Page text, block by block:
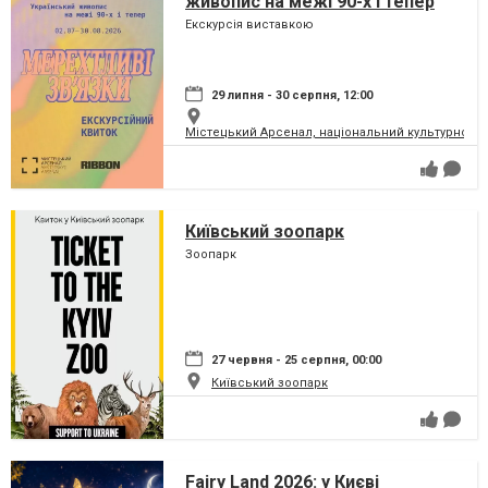
Екскурсія виставкою
29 липня - 30 серпня, 12:00
Містецький Арсенал, національний культурно-
Київський зоопарк
Зоопарк
27 червня - 25 серпня, 00:00
Київський зоопарк
Fairy Land 2026: у Києві